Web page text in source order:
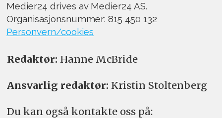
Medier24 drives av Medier24 AS.
Organisasjonsnummer: 815 450 132
Personvern/cookies
Redaktør: Hanne McBride
Ansvarlig redaktør: Kristin Stoltenberg
Du kan også kontakte oss på: